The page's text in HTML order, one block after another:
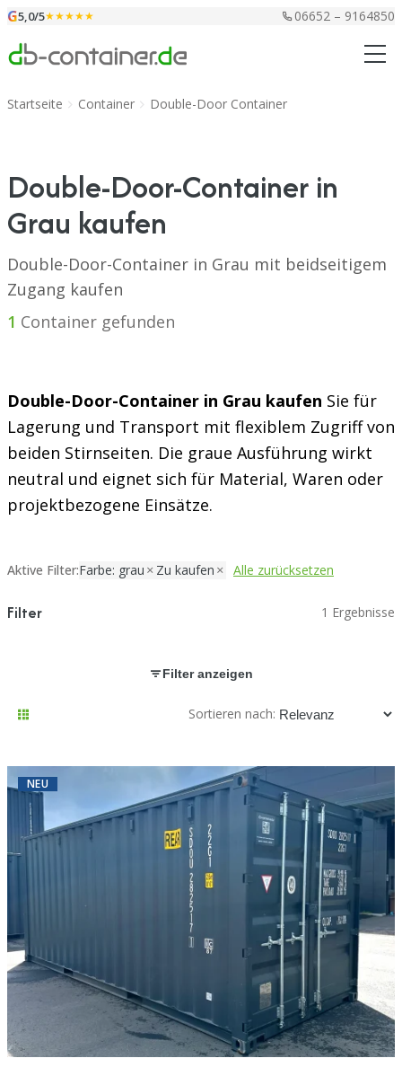
Zum Inhalt springen
G5,0/5★★★★★ 06652 – 9164850
Startseite Container Double-Door Container
Double-Door-Container in
Grau kaufen
Double-Door-Container in Grau mit beidseitigem
Zugang kaufen
1 Container gefunden
Double-Door-Container in Grau kaufen Sie für
Lagerung und Transport mit flexiblem Zugriff von
beiden Stirnseiten. Die graue Ausführung wirkt
neutral und eignet sich für Material, Waren oder
projektbezogene Einsätze.
Aktive Filter:Farbe: grau Zu kaufen Alle zurücksetzen
Filter 1 Ergebnisse
Filter anzeigen
Sortieren nach:
NEU